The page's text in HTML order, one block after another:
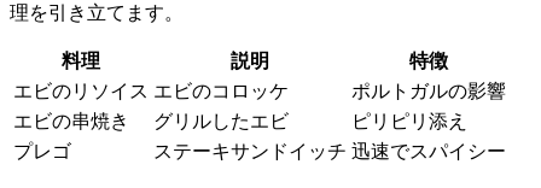
理を引き立てます。
料理 説明
特徴
エビのリソイス エビのコロッケ
ポルトガルの影響
エビの串焼き
グリルしたエビ
ピリピリ添え
プレゴ
ステーキサンドイッチ 迅速でスパイシー